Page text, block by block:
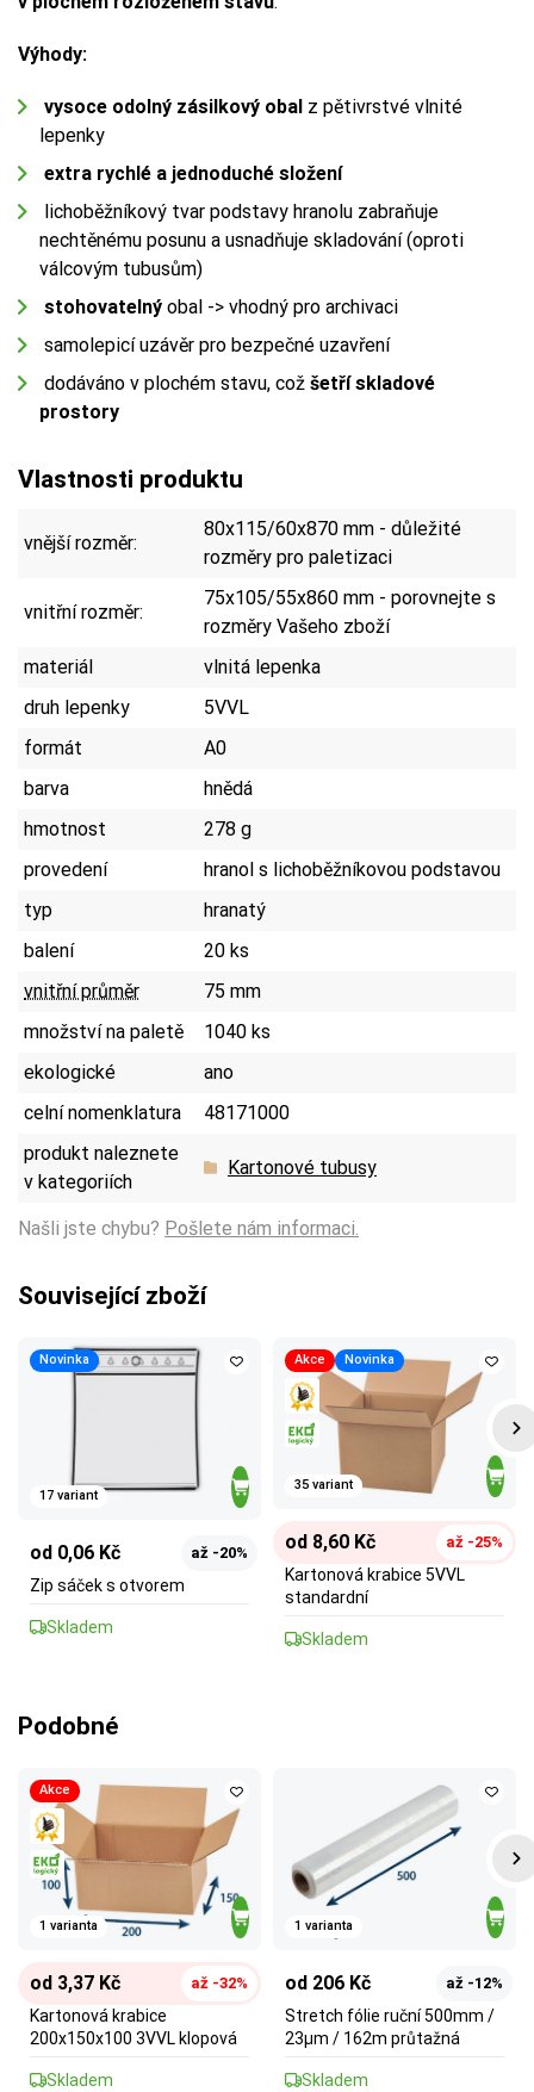
Výhody:
vysoce odolný zásilkový obal z pětivrstvé vlnité
lepenky
extra rychlé a jednoduché složení
lichoběžníkový tvar podstavy hranolu zabraňuje
nechtěnému posunu a usnadňuje skladování (oproti
válcovým tubusům)
stohovatelný obal -> vhodný pro archivaci
samolepicí uzávěr pro bezpečné uzavření
dodáváno v plochém stavu, což šetří skladové
prostory
Vlastnosti produktu
vnější rozměr:
80x115/60x870 mm - důležité
rozměry pro paletizaci
vnitřní rozměr:
75x105/55x860 mm - porovnejte s
rozměry Vašeho zboží
materiál
vlnitá lepenka
druh lepenky
5VVL
formát
A0
barva
hnědá
hmotnost
278 g
provedení
hranol s lichoběžníkovou podstavou
typ
hranatý
balení
20 ks
vnitřní průměr
75 mm
množství na paletě
1040 ks
ekologické
ano
celní nomenklatura
48171000
produkt naleznete
v kategoriích
Kartonové tubusy
Našli jste chybu? Pošlete nám informaci.
Související zboží
Novinka
17 variant
od 0,06 Kč až -20%
Zip sáček s otvorem
Skladem
Akce Novinka
35 variant
od 8,60 Kč až -25%
Kartonová krabice 5VVL
standardní
Skladem
Podobné
Akce
1 varianta
od 3,37 Kč až -32%
Kartonová krabice
200x150x100 3VVL klopová
Skladem
1 varianta
od 206 Kč až -12%
Stretch fólie ruční 500mm /
23µm / 162m průtažná
Skladem